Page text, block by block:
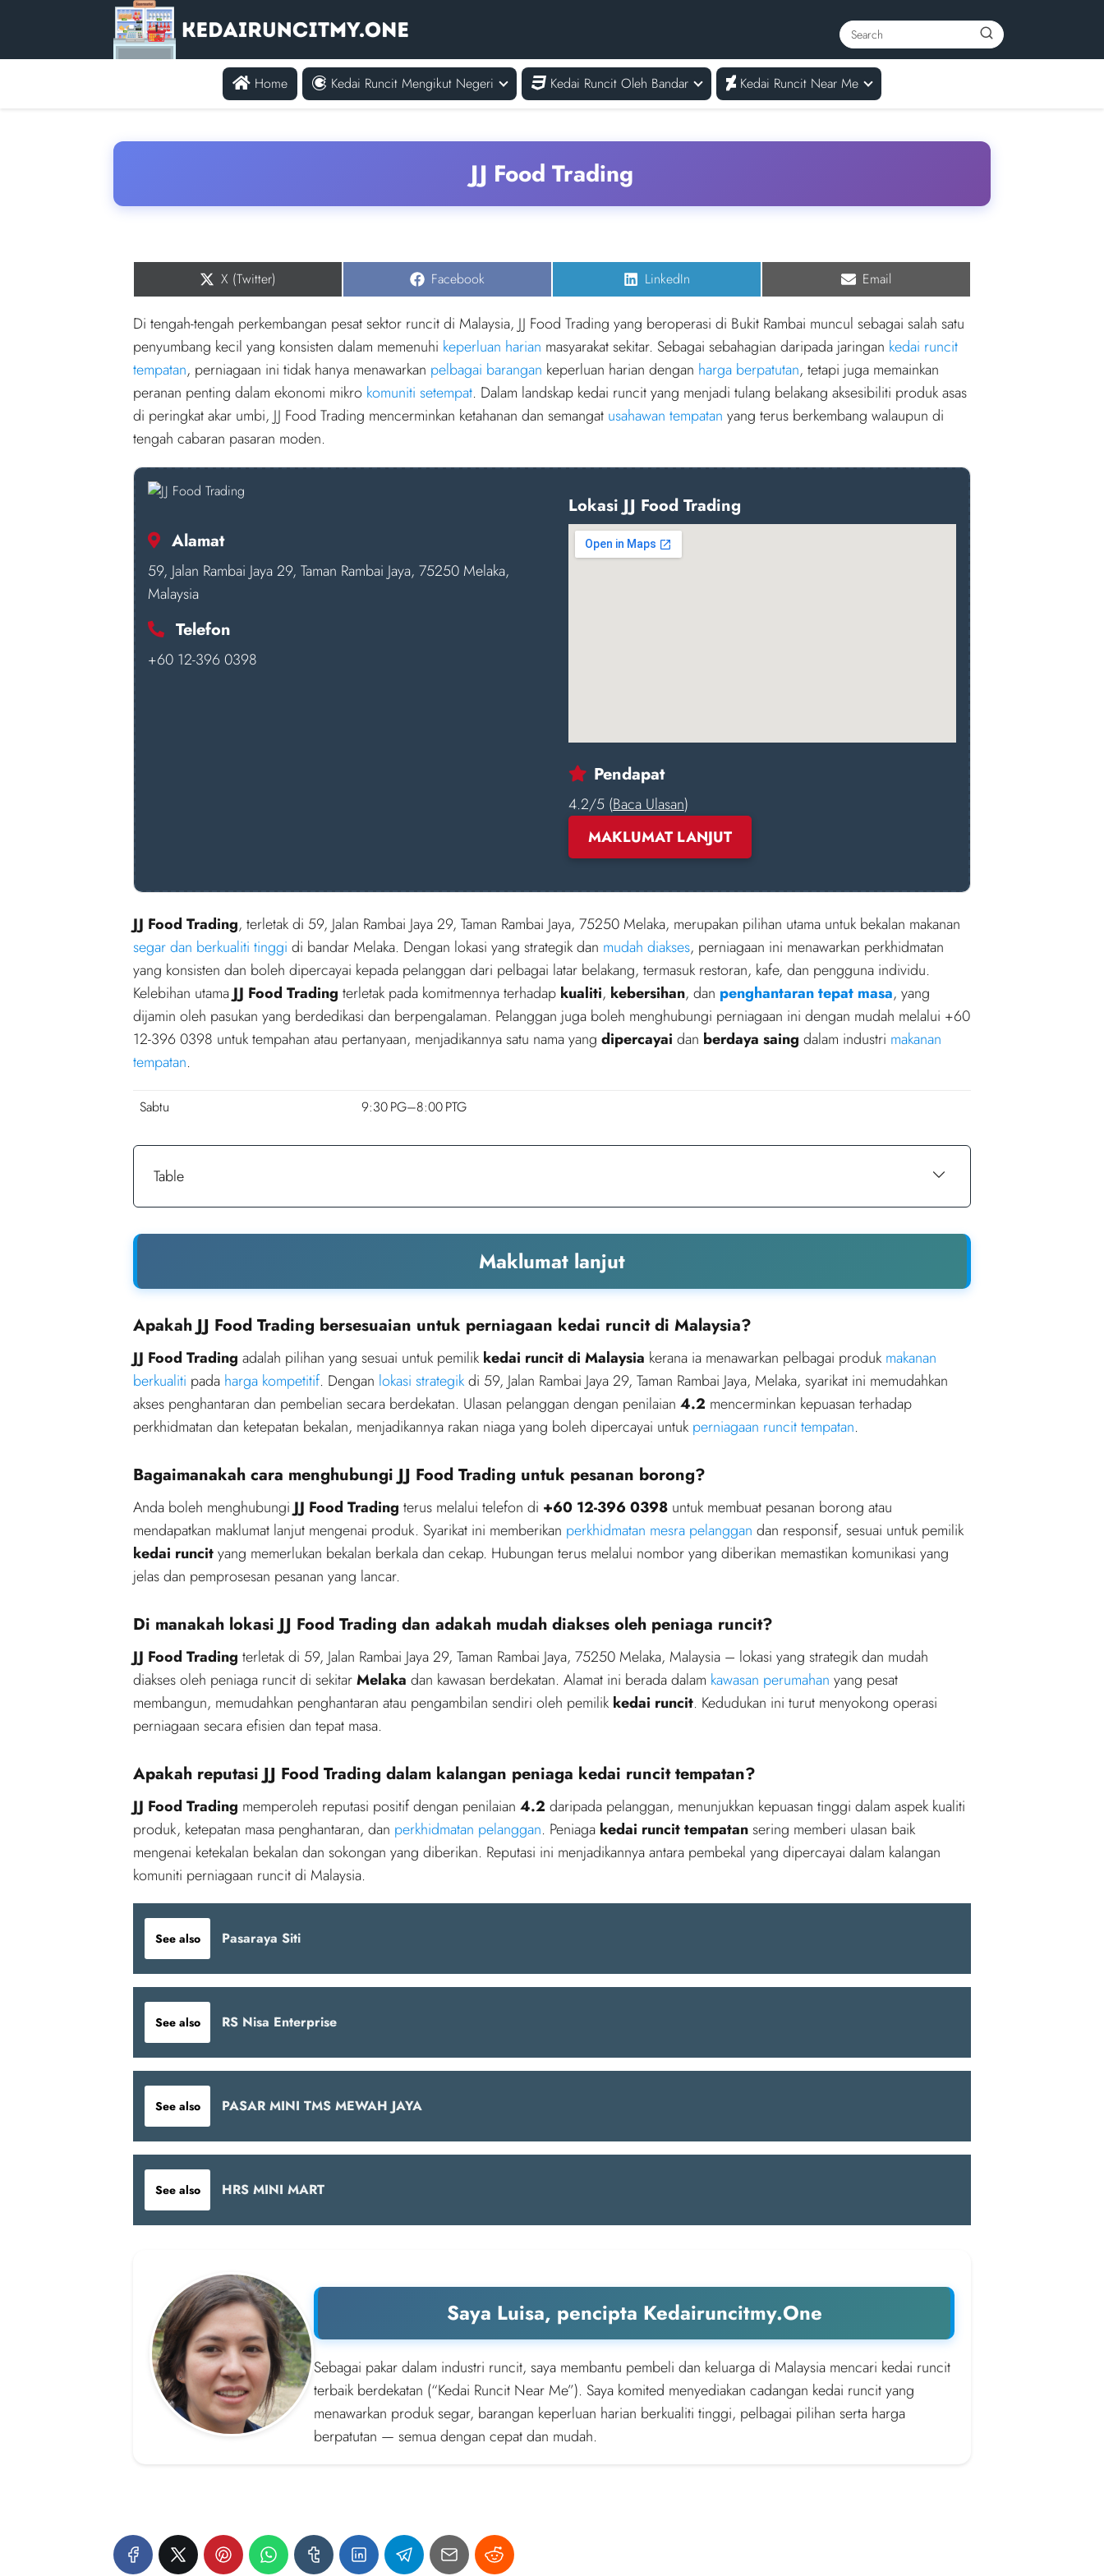
Home Kedai Runcit Mengikut Negeri Kedai Runcit Oleh Bandar Kedai Runcit Near Me
JJ Food Trading
Share
X (Twitter) Share
Facebook Share
LinkedIn Share
Email
Di tengah-tengah perkembangan pesat sektor runcit di Malaysia, JJ Food Trading yang beroperasi di Bukit Rambai muncul sebagai salah satu
penyumbang kecil yang konsisten dalam memenuhi keperluan harian masyarakat sekitar. Sebagai sebahagian daripada jaringan kedai runcit
tempatan, perniagaan ini tidak hanya menawarkan pelbagai barangan keperluan harian dengan harga berpatutan, tetapi juga memainkan
peranan penting dalam ekonomi mikro komuniti setempat. Dalam landskap kedai runcit yang menjadi tulang belakang aksesibiliti produk asas
di peringkat akar umbi, JJ Food Trading mencerminkan ketahanan dan semangat usahawan tempatan yang terus berkembang walaupun di
tengah cabaran pasaran moden.
Alamat
59, Jalan Rambai Jaya 29, Taman Rambai Jaya, 75250 Melaka,
Malaysia
Telefon
+60 12-396 0398
Lokasi JJ Food Trading
Pendapat
4.2/5 (Baca Ulasan)
MAKLUMAT LANJUT
JJ Food Trading, terletak di 59, Jalan Rambai Jaya 29, Taman Rambai Jaya, 75250 Melaka, merupakan pilihan utama untuk bekalan makanan
segar dan berkualiti tinggi di bandar Melaka. Dengan lokasi yang strategik dan mudah diakses, perniagaan ini menawarkan perkhidmatan
yang konsisten dan boleh dipercayai kepada pelanggan dari pelbagai latar belakang, termasuk restoran, kafe, dan pengguna individu.
Kelebihan utama JJ Food Trading terletak pada komitmennya terhadap kualiti, kebersihan, dan penghantaran tepat masa, yang
dijamin oleh pasukan yang berdedikasi dan berpengalaman. Pelanggan juga boleh menghubungi perniagaan ini dengan mudah melalui +60
12-396 0398 untuk tempahan atau pertanyaan, menjadikannya satu nama yang dipercayai dan berdaya saing dalam industri makanan
tempatan.
Sabtu 9:30 PG–8:00 PTG
Table
Maklumat lanjut
Apakah JJ Food Trading bersesuaian untuk perniagaan kedai runcit di Malaysia?
JJ Food Trading adalah pilihan yang sesuai untuk pemilik kedai runcit di Malaysia kerana ia menawarkan pelbagai produk makanan
berkualiti pada harga kompetitif. Dengan lokasi strategikdi 59, Jalan Rambai Jaya 29, Taman Rambai Jaya, Melaka, syarikat ini memudahkan
akses penghantaran dan pembelian secara berdekatan. Ulasan pelanggan dengan penilaian 4.2 mencerminkan kepuasan terhadap
perkhidmatan dan ketepatan bekalan, menjadikannya rakan niaga yang boleh dipercayai untuk perniagaan runcit tempatan.
Bagaimanakah cara menghubungi JJ Food Trading untuk pesanan borong?
Anda boleh menghubungi JJ Food Trading terus melalui telefon di +60 12-396 0398 untuk membuat pesanan borong atau
mendapatkan maklumat lanjut mengenai produk. Syarikat ini memberikan perkhidmatan mesra pelanggan dan responsif, sesuai untuk pemilik
kedai runcityang memerlukan bekalan berkala dan cekap. Hubungan terus melalui nombor yang diberikan memastikan komunikasi yang
jelas dan pemprosesan pesanan yang lancar.
Di manakah lokasi JJ Food Trading dan adakah mudah diakses oleh peniaga runcit?
JJ Food Trading terletak di 59, Jalan Rambai Jaya 29, Taman Rambai Jaya, 75250 Melaka, Malaysia – lokasi yang strategik dan mudah
diakses oleh peniaga runcit di sekitarMelaka dan kawasan berdekatan. Alamat ini berada dalam kawasan perumahan yang pesat
membangun, memudahkan penghantaran atau pengambilan sendiri oleh pemilik kedai runcit. Kedudukan ini turut menyokong operasi
perniagaan secara efisien dan tepat masa.
Apakah reputasi JJ Food Trading dalam kalangan peniaga kedai runcit tempatan?
JJ Food Trading memperoleh reputasi positif dengan penilaian 4.2 daripada pelanggan, menunjukkan kepuasan tinggi dalam aspek kualiti
produk, ketepatan masa penghantaran, dan perkhidmatan pelanggan. Peniaga kedai runcit tempatansering memberi ulasan baik
mengenai ketekalan bekalan dan sokongan yang diberikan. Reputasi ini menjadikannya antara pembekal yang dipercayai dalam kalangan
komuniti perniagaan runcit di Malaysia.
See also Pasaraya Siti
See also RS Nisa Enterprise
See also PASAR MINI TMS MEWAH JAYA
See also HRS MINI MART
Saya Luisa, pencipta Kedairuncitmy.One
Sebagai pakar dalam industri runcit, saya membantu pembeli dan keluarga di Malaysia mencari kedai runcit
terbaik berdekatan (“Kedai Runcit Near Me”). Saya komited menyediakan cadangan kedai runcit yang
menawarkan produk segar, barangan keperluan harian berkualiti tinggi, pelbagai pilihan serta harga
berpatutan — semua dengan cepat dan mudah.